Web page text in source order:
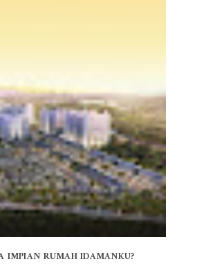
IMPIAN RUMAH IDAMANKU?